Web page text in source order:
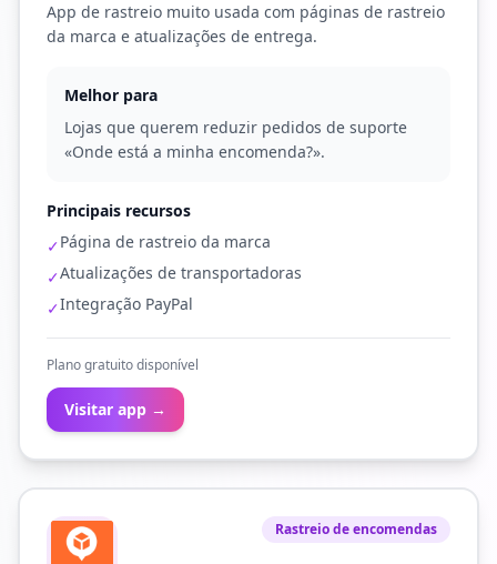
App de rastreio muito usada com páginas de rastreio
da marca e atualizações de entrega.
Melhor para
Lojas que querem reduzir pedidos de suporte
«Onde está a minha encomenda?».
Principais recursos
✓Página de rastreio da marca
✓Atualizações de transportadoras
✓Integração PayPal
Plano gratuito disponível
Visitar app →
Rastreio de encomendas